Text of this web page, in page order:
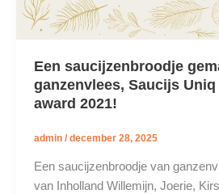
Een saucijzenbroodje
ganzenvlees, Saucijs
award 2021!
admin /december 28, 2025
Een saucijzenbroodje van
van Inholland Willemijn, Joerie,